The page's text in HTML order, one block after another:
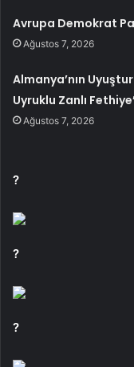
Avrupa Demokrat
Ağustos 7, 2026
Almanya’nın
Uyruklu Zanlı
Ağustos 7, 2026
?
?
?